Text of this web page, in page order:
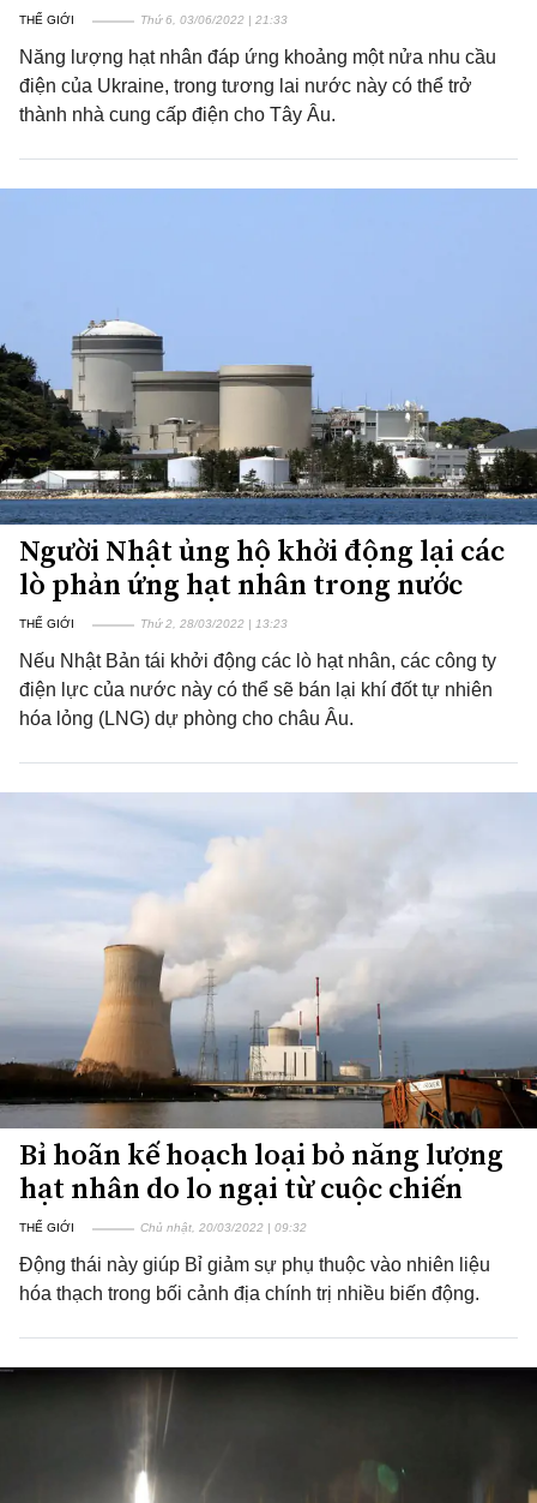
THẾ GIỚI Thứ 6, 03/06/2022 | 21:33
Năng lượng hạt nhân đáp ứng khoảng một nửa nhu cầu
điện của Ukraine, trong tương lai nước này có thể trở
thành nhà cung cấp điện cho Tây Âu.
Người Nhật ủng hộ khởi động lại các
lò phản ứng hạt nhân trong nước
THẾ GIỚI Thứ 2, 28/03/2022 | 13:23
Nếu Nhật Bản tái khởi động các lò hạt nhân, các công ty
điện lực của nước này có thể sẽ bán lại khí đốt tự nhiên
hóa lỏng (LNG) dự phòng cho châu Âu.
Bỉ hoãn kế hoạch loại bỏ năng lượng
hạt nhân do lo ngại từ cuộc chiến
THẾ GIỚI Chủ nhật, 20/03/2022 | 09:32
Động thái này giúp Bỉ giảm sự phụ thuộc vào nhiên liệu
hóa thạch trong bối cảnh địa chính trị nhiều biến động.